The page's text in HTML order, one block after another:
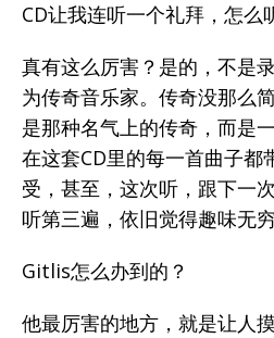
CD让我连听一个礼拜，怎么
真有这么厉害？是的，不是
为传奇音乐家。传奇没那么
是那种名气上的传奇，而是
在这套CD里的每一首曲子都
受，甚至，这次听，跟下一
听第三遍，依旧觉得趣味无穷
Gitlis怎么办到的？
他最厉害的地方，就是让人